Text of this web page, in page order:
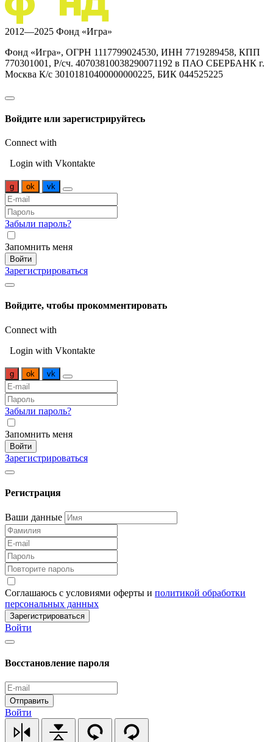
2012—2025 Фонд «Игра»
Фонд «Игра», ОГРН 1117799024530, ИНН 7719289458, КПП
770301001, Р/сч. 40703810038290071192 в ПАО СБЕРБАНК г.
Москва К/с 30101810400000000225, БИК 044525225
Войдите или зарегистрируйтесь
Connect with
Login with Vkontakte
g ok vk
Забыли пароль?
Запомнить меня
Войти
Зарегистрироваться
Войдите, чтобы прокомментировать
Connect with
Login with Vkontakte
g ok vk
Забыли пароль?
Запомнить меня
Войти
Зарегистрироваться
Регистрация
Ваши данные
Соглашаюсь с условиями оферты и политикой обработки
персональных данных
Зарегистрироваться
Войти
Восстановление пароля
Отправить
Войти